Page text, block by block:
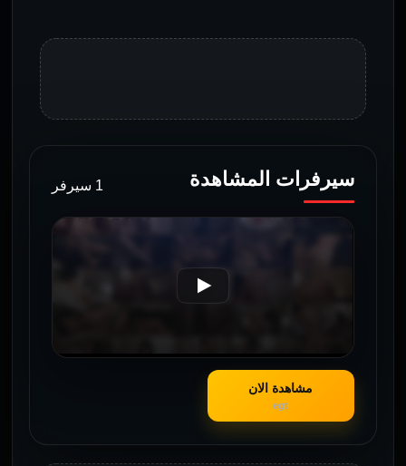
سيرفرات المشاهدة 1 سيرفر
مشاهدة الان
egt